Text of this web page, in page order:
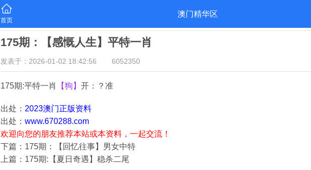
首页
澳门精华区
175期：【感慨人生】平特一肖
发表于：2026-01-02 18:42:56 6052350
175期:平特一肖 【狗】 开：？准
出处： 2023澳门正版资料
出处： www.670288.com
欢迎向您的朋友推荐本站或本资料，一起交流！
下篇：175期：【回忆往事】男女中特
上篇：175期:【夏日奇遇】稳杀二尾